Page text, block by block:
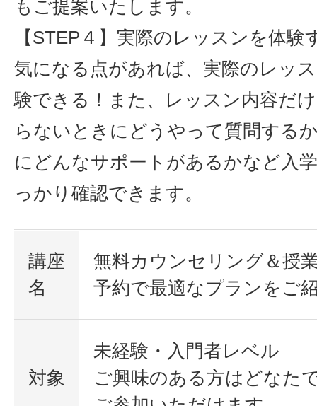
もご提案いたします。
【STEP４】実際のレッスンを体験
気になる点があれば、実際のレッ
験できる！また、レッスン内容だ
らないときにどうやって質問する
にどんなサポートがあるかなど入
っかり確認できます。
講座
名
無料カウンセリング＆授
予約で最適なプランをご
対象
未経験・入門者レベル
ご興味のある方はどなた